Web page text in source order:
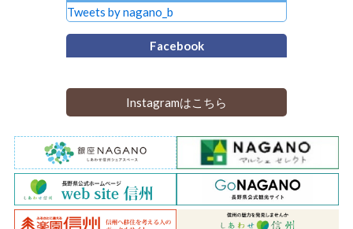
Tweets by nagano_b
Facebook
Instagramはこちら